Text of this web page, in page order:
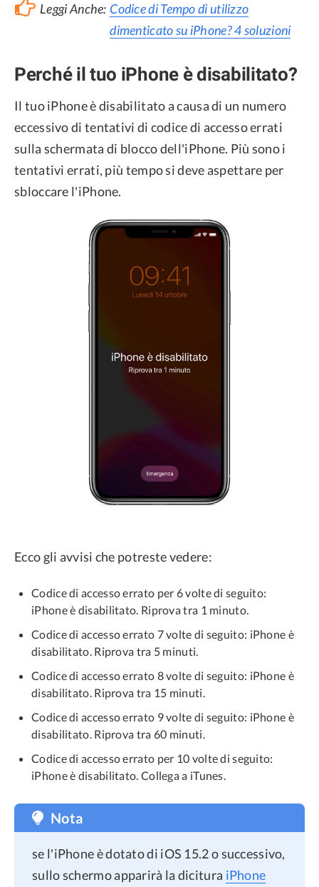
Leggi Anche: Codice di Tempo di utilizzo
dimenticato su iPhone? 4 soluzioni
Perché il tuo iPhone è disabilitato?
Il tuo iPhone è disabilitato a causa di un numero
eccessivo di tentativi di codice di accesso errati
sulla schermata di blocco dell'iPhone. Più sono i
tentativi errati, più tempo si deve aspettare per
sbloccare l'iPhone.
Ecco gli avvisi che potreste vedere:
Codice di accesso errato per 6 volte di seguito:
iPhone è disabilitato. Riprova tra 1 minuto.
Codice di accesso errato 7 volte di seguito: iPhone è
disabilitato. Riprova tra 5 minuti.
Codice di accesso errato 8 volte di seguito: iPhone è
disabilitato. Riprova tra 15 minuti.
Codice di accesso errato 9 volte di seguito: iPhone è
disabilitato. Riprova tra 60 minuti.
Codice di accesso errato per 10 volte di seguito:
iPhone è disabilitato. Collega a iTunes.
Nota
se l'iPhone è dotato di iOS 15.2 o successivo,
sullo schermo apparirà la dicitura iPhone